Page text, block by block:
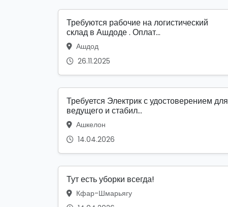
Требуются рабочие на логистический
склад в Ашдоде . Оплат...
Ашдод
26.11.2025
Требуется Электрик с удостоверением для
ведущего и стабил...
Ашкелон
14.04.2026
Тут есть уборки всегда!
Кфар-Шмарьягу